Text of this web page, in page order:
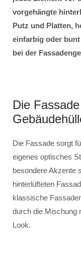
vorgehängte
Putz und Platten,
einfarbig oder
bei der
Die
Die Fassade sorgt
eigenes optisches
besondere Akzente
hinterlüfteten
klassische
durch die Mischung
Look.